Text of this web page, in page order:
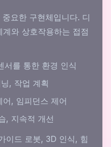
요한 구현체입니다. 디
와 상호작용하는 접점
서를 통한 환경 인식
, 작업 계획
, 임피던스 제어
, 지속적 개선
이드 로봇, 3D 인식, 힘